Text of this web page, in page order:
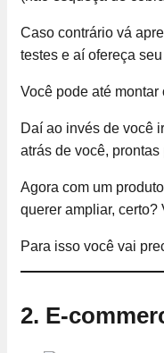
Caso contrário vá
testes e aí ofereça
Você pode até
Daí ao invés de você
atrás de você, prontas
Agora com um
querer ampliar,
Para isso você vai
2. E-